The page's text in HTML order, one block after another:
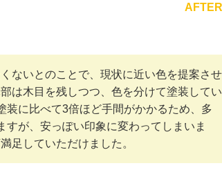
AFTER
ないとのことで、現状に近い色を提案させ
は木目を残しつつ、色を分けて塗装してい
装に比べて3倍ほど手間がかかるため、多
すが、安っぽい印象に変わってしまいま
足していただけました。